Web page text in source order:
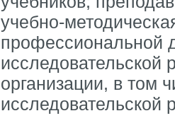
учебно-
профессиональной
исследовательской
организации, в том
исследовательской